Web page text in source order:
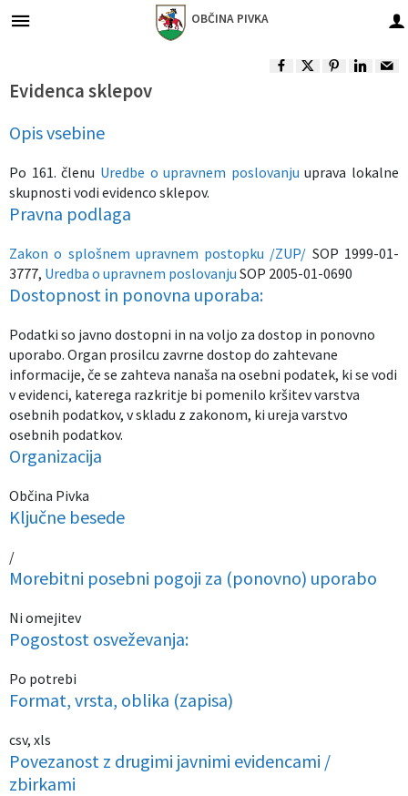
OBČINA PIVKA
Evidenca sklepov
Opis vsebine
Po 161. členu Uredbe o upravnem poslovanju uprava lokalne
skupnosti vodi evidenco sklepov.
Pravna podlaga
Zakon o splošnem upravnem postopku /ZUP/ SOP 1999-01-
3777, Uredba o upravnem poslovanju SOP 2005-01-0690
Dostopnost in ponovna uporaba:
Podatki so javno dostopni in na voljo za dostop in ponovno
uporabo. Organ prosilcu zavrne dostop do zahtevane
informacije, če se zahteva nanaša na osebni podatek, ki se vodi
v evidenci, katerega razkritje bi pomenilo kršitev varstva
osebnih podatkov, v skladu z zakonom, ki ureja varstvo
osebnih podatkov.
Organizacija
Občina Pivka
Ključne besede
/
Morebitni posebni pogoji za (ponovno) uporabo
Ni omejitev
Pogostost osveževanja:
Po potrebi
Format, vrsta, oblika (zapisa)
csv, xls
Povezanost z drugimi javnimi evidencami /
zbirkami
Vaške in trška skupnost
Častni občani, prejemniki priznanj
Varstvo osebnih podatkov
Informacije javnega značaja
Nadzorni odbor
Občinska volilna komisija
Lokalne volitve
Seje občinskega sveta
Komisije in odbori
Integriteta in preprečevanje korupcije
Organigram zaposlenih
Vloge in obrazci
Gospodarske javne službe
Civilna zaščita in gasilstvo
Predšolska vzgoja
Izobraževanje
Sociala in zdravstvo
Skupna občinska uprava
Zbiranje odpadkov
Zapore cest
Javni razpisi in objave
Projekti in investicije
Občinski predpisi
Pivška jezera
Ekomuzej
Krajinski park
Nasvet za izlet
Društva in združenja
Gospodarski subjekti
Turizem - znamenitosti
Seznam defibrilatorjev